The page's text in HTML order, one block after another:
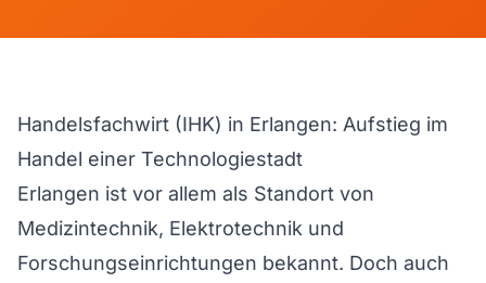
Handelsfachwirt (IHK) in Erlangen: Aufstieg im
Handel einer Technologiestadt
Erlangen ist vor allem als Standort von
Medizintechnik, Elektrotechnik und
Forschungseinrichtungen bekannt. Doch auch